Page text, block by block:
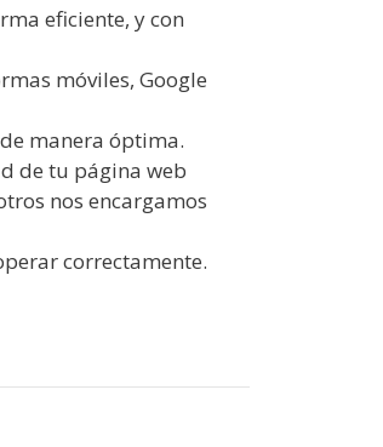
eficiente, y con
móviles, Google
manera óptima.
de tu página web
nos encargamos
correctamente.